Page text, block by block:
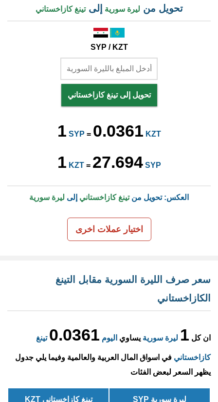
تحويل من ليرة سورية إلىتينغ كازاخستاني
SYP / KZT
تحويل إلى تينغ كازاخستاني
1 SYP = 0.0361 KZT
1 KZT= 27.694 SYP
العكس: تحويل منتينغ كازاخستاني إلى ليرة سورية
اختيار عملات اخرى
سعر صرف الليرة السورية مقابل التينغ
الكازاخستاني
ان كل 1 ليرة سورية يساوي اليوم 0.0361 تينغ
كازاخستاني في اسواق المال العربية والعالمية وفيما يلي جدول
يظهر السعر لبعض الفئات
ليرة سورية SYP تينغ كازاخستاني KZT